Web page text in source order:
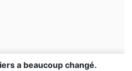
a beaucoup changé.